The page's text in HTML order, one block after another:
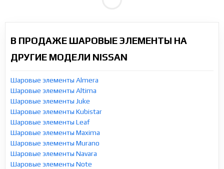
В ПРОДАЖЕ ШАРОВЫЕ ЭЛЕМЕНТЫ НА
ДРУГИЕ МОДЕЛИ NISSAN
Шаровые элементы Almera
Шаровые элементы Altima
Шаровые элементы Juke
Шаровые элементы Kubistar
Шаровые элементы Leaf
Шаровые элементы Maxima
Шаровые элементы Murano
Шаровые элементы Navara
Шаровые элементы Note